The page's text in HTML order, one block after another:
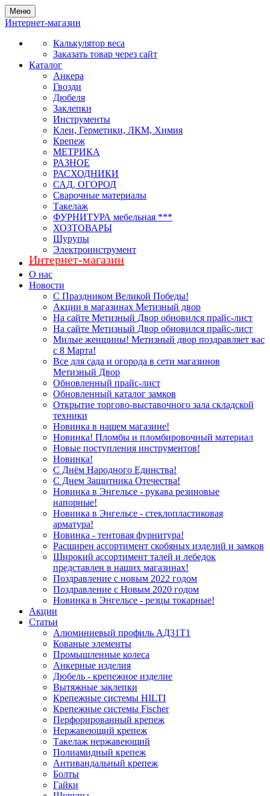
Меню
Интернет-магазин
Калькулятор веса
Заказать товар через сайт
Каталог
Анкера
Гвозди
Дюбеля
Заклепки
Инструменты
Клеи, Герметики, ЛКМ, Химия
Крепеж
МЕТРИКА
РАЗНОЕ
РАСХОДНИКИ
САД, ОГОРОД
Сварочные материалы
Такелаж
ФУРНИТУРА мебельная ***
ХОЗТОВАРЫ
Шурупы
Электроинструмент
Интернет-магазин
О нас
Новости
С Праздником Великой Победы!
Акции в магазинах Метизный двор
На сайте Метизный Двор обновился прайс-лист
На сайте Метизный Двор обновился прайс-лист
Милые женщины! Метизный двор поздравляет вас
с 8 Марта!
Все для сада и огорода в сети магазинов
Метизный Двор
Обновленный прайс-лист
Обновленный каталог замков
Открытие торгово-выставочного зала складской
техники
Новинка в нашем магазине!
Новинка! Пломбы и пломбировочный материал
Новые поступления инструментов!
Новинка!
С Днём Народного Единства!
С Днем Защитника Отечества!
Новинка в Энгельсе - рукава резиновые
напорные!
Новинка в Энгельсе - стеклопластиковая
арматура!
Новинка - тентовая фурнитура!
Расширен ассортимент скобяных изделий и замков
Широкий ассортимент талей и лебедок
представлен в наших магазинах!
Поздравление с новым 2022 годом
Поздравление с Новым 2020 годом
Новинка в Энгельсе - резцы токарные!
Акции
Статьи
Алюминиевый профиль АД31Т1
Кованые элементы
Промышленные колеса
Анкерные изделия
Дюбель - крепежное изделие
Вытяжные заклепки
Крепежные системы HILTI
Крепежные системы Fischer
Перфорированный крепеж
Нержавеющий крепеж
Такелаж нержавеющий
Полиамидный крепеж
Антивандальный крепеж
Болты
Гайки